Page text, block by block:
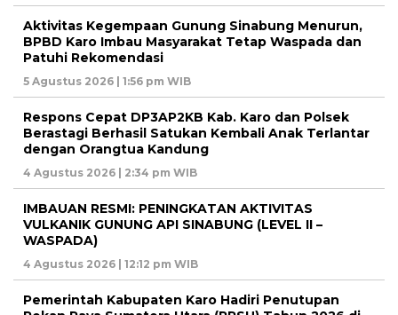
Aktivitas Kegempaan Gunung Sinabung Menurun,
BPBD Karo Imbau Masyarakat Tetap Waspada dan
Patuhi Rekomendasi
5 Agustus 2026 | 1:56 pm WIB
Respons Cepat DP3AP2KB Kab. Karo dan Polsek
Berastagi Berhasil Satukan Kembali Anak Terlantar
dengan Orangtua Kandung
4 Agustus 2026 | 2:34 pm WIB
IMBAUAN RESMI: PENINGKATAN AKTIVITAS
VULKANIK GUNUNG API SINABUNG (LEVEL II –
WASPADA)
4 Agustus 2026 | 12:12 pm WIB
Pemerintah Kabupaten Karo Hadiri Penutupan